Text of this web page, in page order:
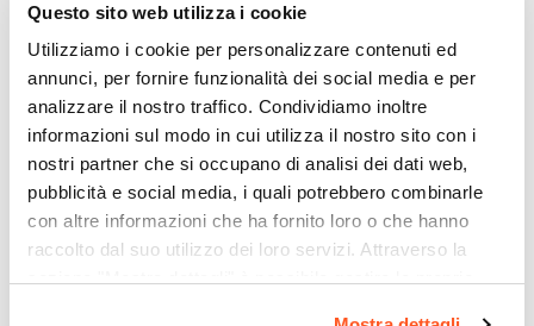
Questo sito web utilizza i cookie
Utilizziamo i cookie per personalizzare contenuti ed
annunci, per fornire funzionalità dei social media e per
analizzare il nostro traffico. Condividiamo inoltre
informazioni sul modo in cui utilizza il nostro sito con i
nostri partner che si occupano di analisi dei dati web,
pubblicità e social media, i quali potrebbero combinarle
con altre informazioni che ha fornito loro o che hanno
raccolto dal suo utilizzo dei loro servizi. Attraverso la
Vetro temperato
Finitura Anta
Trasparente
Anticalcare
Si
Spessore Anta
6 mm
Materiale Profilo
Profilo di estensione per box
doccia 3,6 cm cromo -
Moritz e Flexy
€ 34,00
Canalina doccia 60 cm
cover in acciaio inox -
Stiletto
€ 57,00